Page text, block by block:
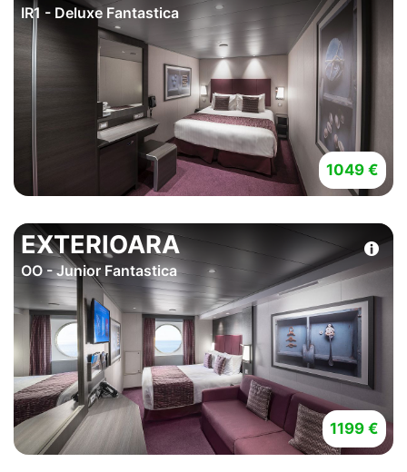
IR1 - Deluxe Fantastica
1049 €
EXTERIOARA
OO - Junior Fantastica
1199 €